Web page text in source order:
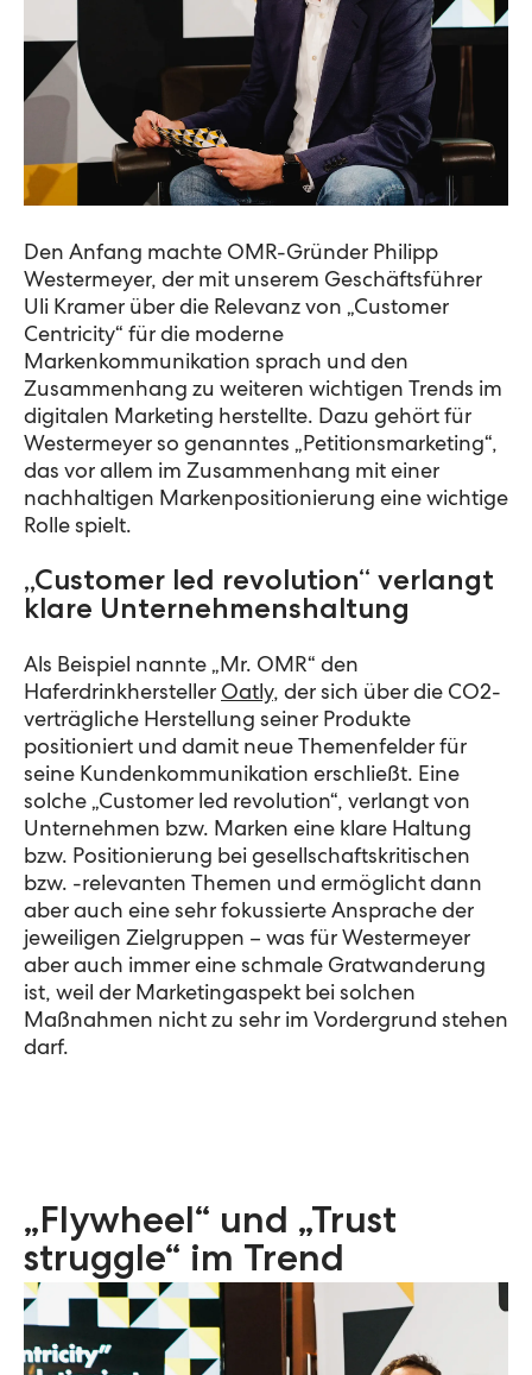
Den Anfang machte OMR-Gründer Philipp
Westermeyer, der mit unserem Geschäftsführer
Uli Kramer über die Relevanz von „Customer
Centricity“ für die moderne
Markenkommunikation sprach und den
Zusammenhang zu weiteren wichtigen Trends im
digitalen Marketing herstellte. Dazu gehört für
Westermeyer so genanntes „Petitionsmarketing“,
das vor allem im Zusammenhang mit einer
nachhaltigen Markenpositionierung eine wichtige
Rolle spielt.
„Customer led revolution“ verlangt
klare Unternehmenshaltung
Als Beispiel nannte „Mr. OMR“ den
Haferdrinkhersteller Oatly, der sich über die CO2-
verträgliche Herstellung seiner Produkte
positioniert und damit neue Themenfelder für
seine Kundenkommunikation erschließt. Eine
solche „Customer led revolution“, verlangt von
Unternehmen bzw. Marken eine klare Haltung
bzw. Positionierung bei gesellschaftskritischen
bzw. -relevanten Themen und ermöglicht dann
aber auch eine sehr fokussierte Ansprache der
jeweiligen Zielgruppen – was für Westermeyer
aber auch immer eine schmale Gratwanderung
ist, weil der Marketingaspekt bei solchen
Maßnahmen nicht zu sehr im Vordergrund stehen
darf.
„Flywheel“ und „Trust
struggle“ im Trend